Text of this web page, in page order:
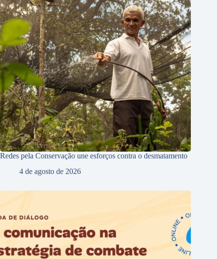
Redes pela Conservação une esforços contra o desmatamento
4 de agosto de 2026